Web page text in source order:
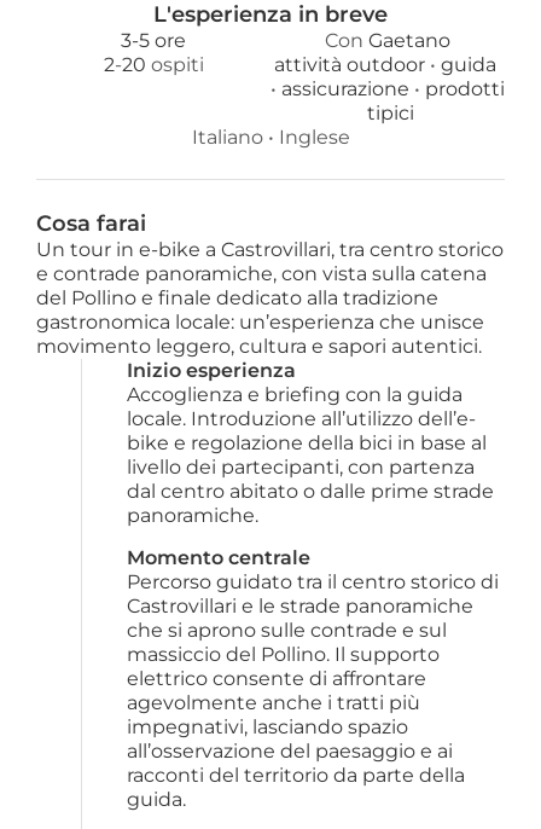
L'esperienza in breve
3-5 ore Con Gaetano
2-20 ospiti attività outdoor • guida
• assicurazione • prodotti
tipici
Italiano • Inglese
Cosa farai
Un tour in e-bike a Castrovillari, tra centro storico
e contrade panoramiche, con vista sulla catena
del Pollino e finale dedicato alla tradizione
gastronomica locale: un’esperienza che unisce
movimento leggero, cultura e sapori autentici.
Inizio esperienza
Accoglienza e briefing con la guida
locale. Introduzione all’utilizzo dell’e-
bike e regolazione della bici in base al
livello dei partecipanti, con partenza
dal centro abitato o dalle prime strade
panoramiche.
Momento centrale
Percorso guidato tra il centro storico di
Castrovillari e le strade panoramiche
che si aprono sulle contrade e sul
massiccio del Pollino. Il supporto
elettrico consente di affrontare
agevolmente anche i tratti più
impegnativi, lasciando spazio
all’osservazione del paesaggio e ai
racconti del territorio da parte della
guida.